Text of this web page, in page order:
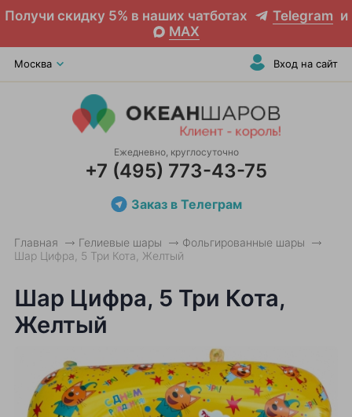
Получи скидку 5% в наших чатботах Telegram и
MAX
Москва Вход на сайт
Ежедневно, круглосуточно
+7 (495) 773-43-75
Заказ в Телеграм
Главная Гелиевые шары
Фольгированные шары
Шар Цифра, 5 Три Кота, Желтый
Шар Цифра, 5 Три Кота,
Желтый